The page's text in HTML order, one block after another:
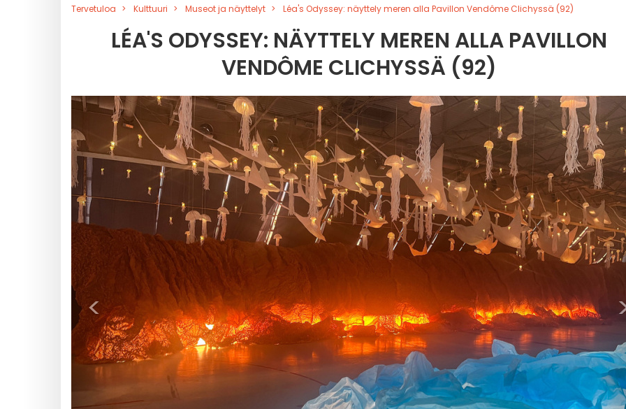
Tervetuloa Kulttuuri Museot ja näyttelyt Léa's Odyssey: näyttely meren alla Pavillon Vendôme Clichyssä (92)
LÉA'S ODYSSEY: NÄYTTELY MEREN ALLA PAVILLON
VENDÔME CLICHYSSÄ (92)
<